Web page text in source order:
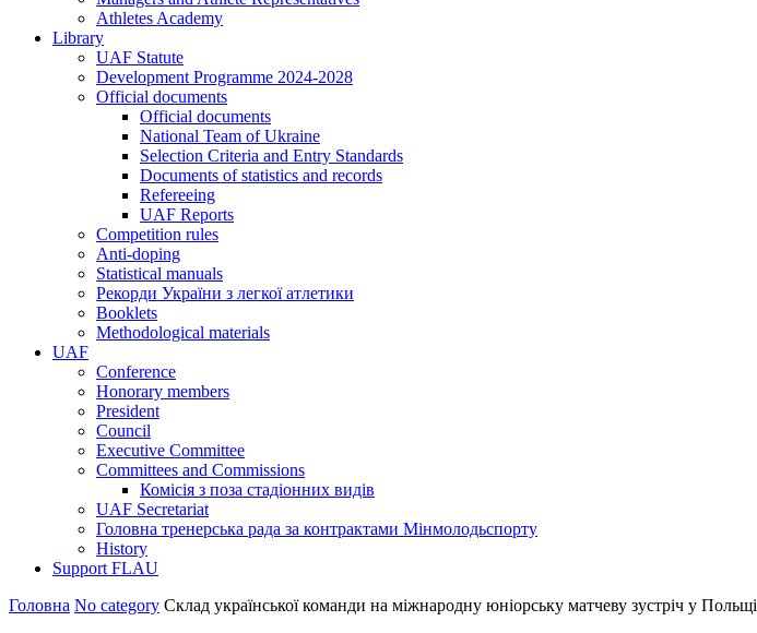
Athletes Academy
Library
UAF Statute
Development Programme 2024-2028
Official documents
Official documents
National Team of Ukraine
Selection Criteria and Entry Standards
Documents of statistics and records
Refereeing
UAF Reports
Competition rules
Anti-doping
Statistical manuals
Рекорди України з легкої атлетики
Booklets
Methodological materials
UAF
Conference
Honorary members
President
Council
Executive Committee
Committees and Commissions
Комісія з поза стадіонних видів
UAF Secretariat
Головна тренерська рада за контрактами Мінмолодьспорту
History
Support FLAU
Головна No category Склад української команди на міжнародну юніорську матчеву зустріч у Польщі